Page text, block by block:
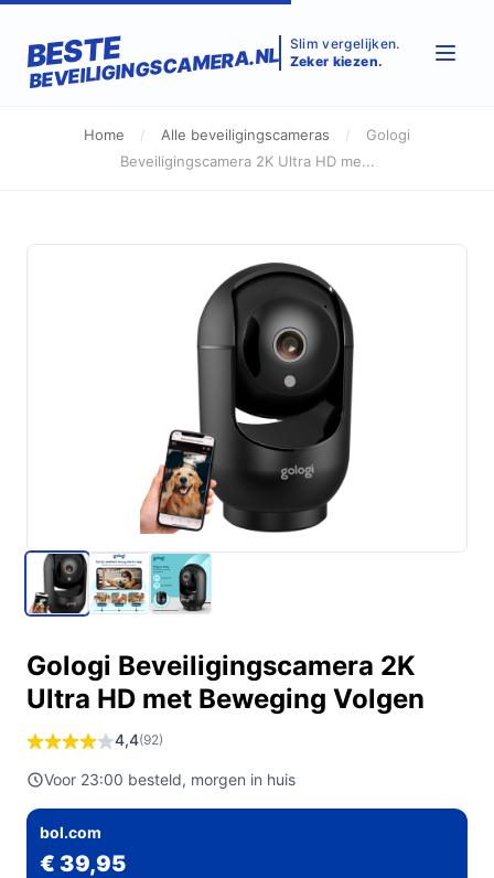
BESTE
BEVEILIGINGSCAMERA.NL Slim vergelijken.
Zeker kiezen.
Home / Alle beveiligingscameras /
Gologi
Beveiligingscamera 2K Ultra HD me...
Gologi Beveiligingscamera 2K
Ultra HD met Beweging Volgen
4,4(92)
Voor 23:00 besteld, morgen in huis
bol.com
€ 39,95